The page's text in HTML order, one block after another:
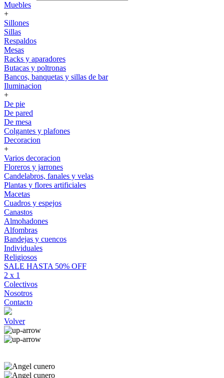
Muebles
+
Sillones
Sillas
Respaldos
Mesas
Racks y aparadores
Butacas y poltronas
Bancos, banquetas y sillas de bar
Iluminacion
+
De pie
De pared
De mesa
Colgantes y plafones
Decoracion
+
Varios decoracion
Floreros y jarrones
Candelabros, fanales y velas
Plantas y flores artificiales
Macetas
Cuadros y espejos
Canastos
Almohadones
Alfombras
Bandejas y cuencos
Individuales
Religiosos
SALE HASTA 50% OFF
2 x 1
Colectivos
Nosotros
Contacto
Volver